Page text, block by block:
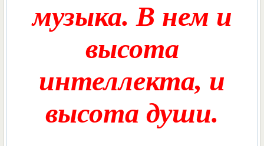
музыка. В нем и
высота
интеллекта, и
высота души.